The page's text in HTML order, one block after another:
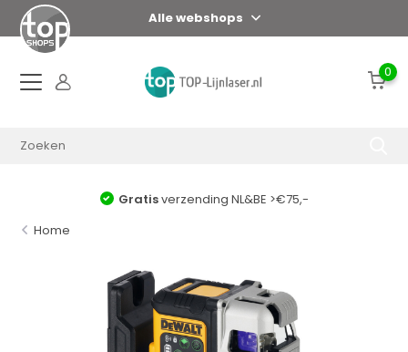
Alle webshops
0
Gratisverzending NL&BE >€75,-
Home